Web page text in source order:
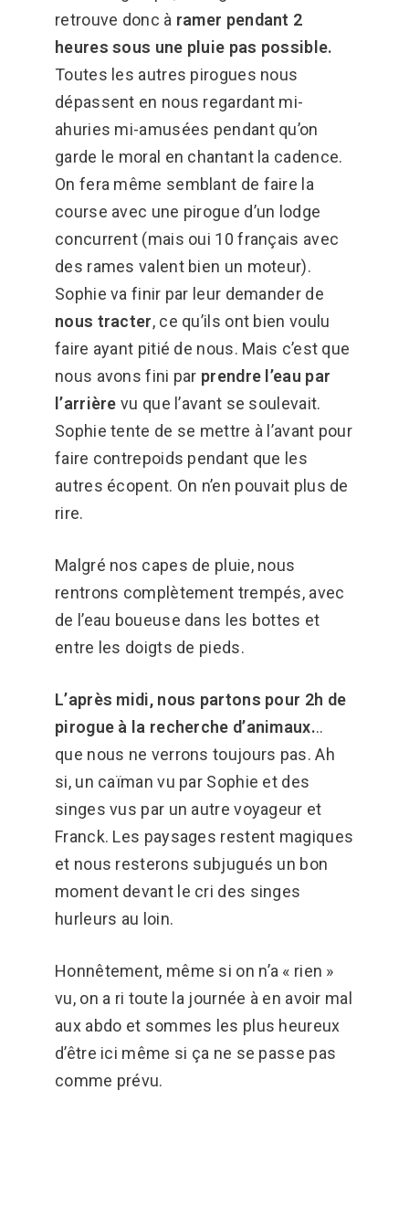
retrouve donc à ramer pendant 2
heures sous une pluie pas possible.
Toutes les autres pirogues nous
dépassent en nous regardant mi-
ahuries mi-amusées pendant qu’on
garde le moral en chantant la cadence.
On fera même semblant de faire la
course avec une pirogue d’un lodge
concurrent (mais oui 10 français avec
des rames valent bien un moteur).
Sophie va finir par leur demander de
nous tracter, ce qu’ils ont bien voulu
faire ayant pitié de nous. Mais c’est que
nous avons fini par prendre l’eau par
l’arrière vu que l’avant se soulevait.
Sophie tente de se mettre à l’avant pour
faire contrepoids pendant que les
autres écopent. On n’en pouvait plus de
rire.
Malgré nos capes de pluie, nous
rentrons complètement trempés, avec
de l’eau boueuse dans les bottes et
entre les doigts de pieds.
L’après midi, nous partons pour 2h de
pirogue à la recherche d’animaux...
que nous ne verrons toujours pas. Ah
si, un caïman vu par Sophie et des
singes vus par un autre voyageur et
Franck. Les paysages restent magiques
et nous resterons subjugués un bon
moment devant le cri des singes
hurleurs au loin.
Honnêtement, même si on n’a « rien »
vu, on a ri toute la journée à en avoir mal
aux abdo et sommes les plus heureux
d’être ici même si ça ne se passe pas
comme prévu.